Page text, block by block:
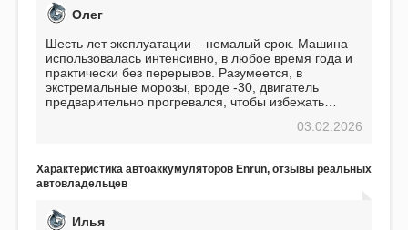
Олег
Шесть лет эксплуатации – немалый срок. Машина
использовалась интенсивно, в любое время года и
практически без перерывов. Разумеется, в
экстремальные морозы, вроде -30, двигатель
предварительно прогревался, чтобы избежать
использования не было ни единой поломки,
EFB 75. Судя по характеристикам, он даже
превосходит предыдущую модель.
03.02.2026
Характеристика автоаккумуляторов Enrun, отзывы реальных
автовладельцев
Илья